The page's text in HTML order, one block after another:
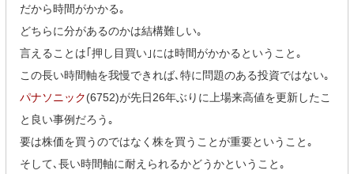
だから時間がかかる｡
どちらに分があるのかは結構難しい｡
言えることは｢押し目買い｣には時間がかかるということ｡
この長い時間軸を我慢できれば､特に問題のある投資ではない｡
パナソニック(6752)が先日26年ぶりに上場来高値を更新したこ
と良い事例だろう｡
要は株価を買うのではなく株を買うことが重要ということ｡
そして､長い時間軸に耐えられるかどうかということ｡